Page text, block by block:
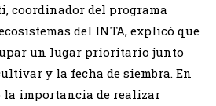
coordinador del programa
del INTA, explicó que
un lugar prioritario junto
y la fecha de siembra. En
la importancia de realizar